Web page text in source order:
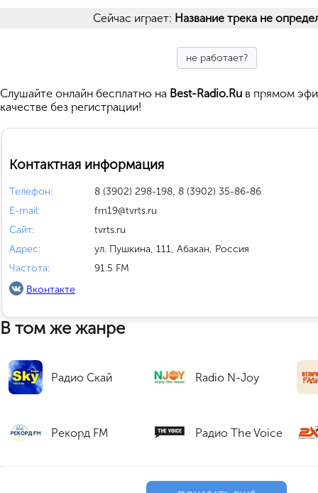
Сейчас играет: Название трека не
не работает?
Cлушайте онлайн бесплатно на Best-Radio.Ru в прямом
качестве без регистрации!
Контактная информация
Телефон:
8 (3902) 298-198, 8 (3902) 35-86-86
E-mail:
fm19@tvrts.ru
Сайт:
tvrts.ru
Адрес:
ул. Пушкина, 111, Абакан, Россия
Частота:
91.5 FM
Вконтакте
В том же жанре
Радио Скай Radio N-Joy
Рекорд FM Радио The Voice